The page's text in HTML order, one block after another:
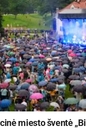
miesto šventė